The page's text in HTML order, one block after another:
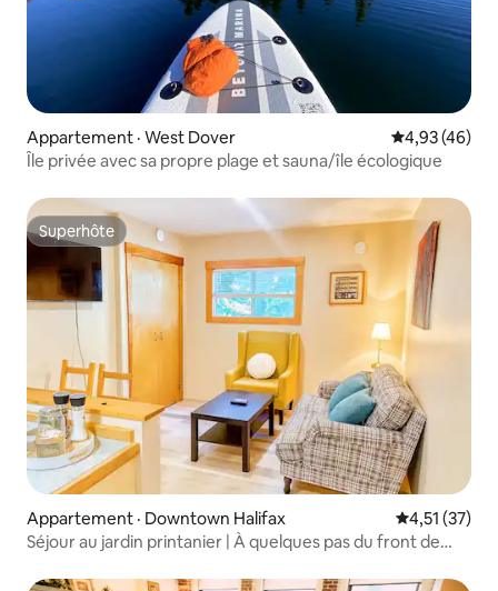
Appartement · West Dover Note
4,93 (46)
Île privée avec sa propre plage et sauna/île écologique
Superhôte
Superhôte
Appartement · Downtown Halifax Note
4,51 (37)
Séjour au jardin printanier | À quelques pas du front de